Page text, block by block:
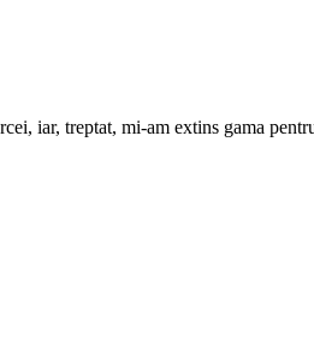
iar, treptat, mi-am extins gama